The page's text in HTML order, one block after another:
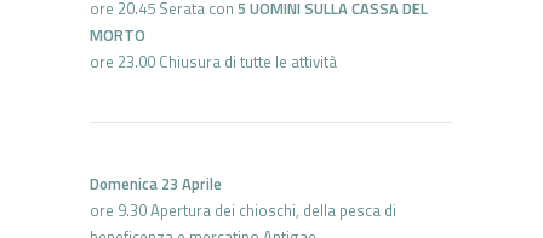
ore 20.45 Serata con 5 UOMINI SULLA CASSA DEL
MORTO
ore 23.00 Chiusura di tutte le attività
Domenica 23 Aprile
ore 9.30 Apertura dei chioschi, della pesca di